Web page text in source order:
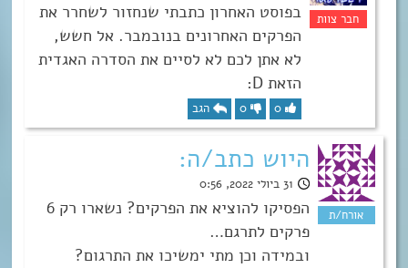
בפוסט האחרון כתבתי שנחזור לשחרר את
הפרקים האחרונים בנובמבר. אל חשש,
לא אתן לכם לא לסיים את הסדרה האגדית
הזאת D:
0
0 הגב
היוש כתב/ה:
31 ביולי 2022, 0:56
הפסיקו להוציא את הפרקים? נשארו רק 6
פרקים לתרגם…
ובמידה וכן מתי ימשיכו את התרגום?